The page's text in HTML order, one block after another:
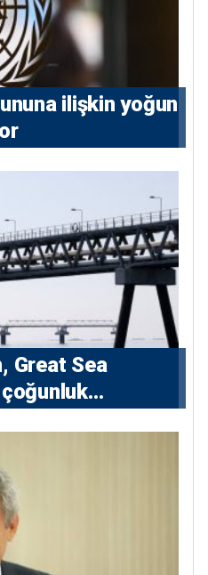
ilişkin yoğun
Great Sea